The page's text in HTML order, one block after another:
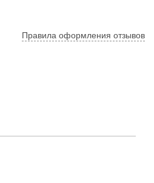
Правила оформления отзывов